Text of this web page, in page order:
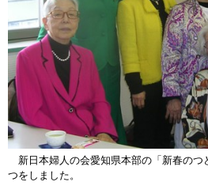
新日本婦人の会愛知県本部の「新春のつ
つをしました。